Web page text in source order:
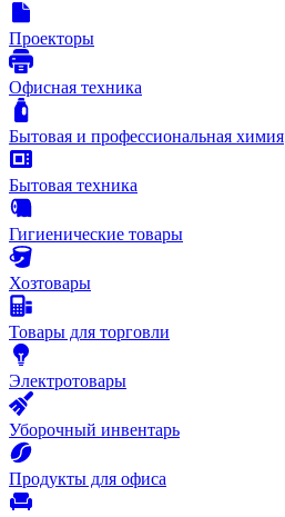
Проекторы
Офисная техника
Бытовая и профессиональная химия
Бытовая техника
Гигиенические товары
Хозтовары
Товары для торговли
Электротовары
Уборочный инвентарь
Продукты для офиса